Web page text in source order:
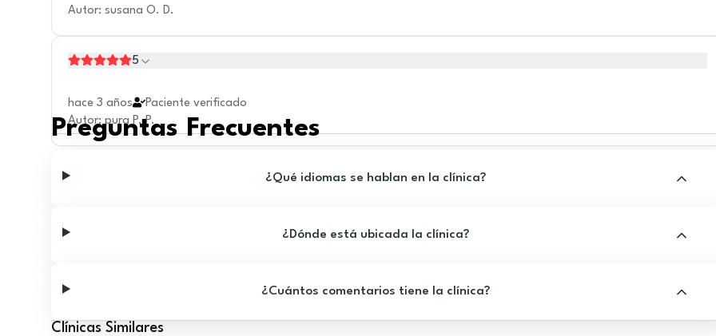
Autor: susana O. D.
5
hace 3 años
Paciente verificado
Autor:pura P. P.
Preguntas Frecuentes
¿Qué idiomas se hablan en la clínica?
¿Dónde está ubicada la clínica?
¿Cuántos comentarios tiene la clínica?
Clínicas Similares